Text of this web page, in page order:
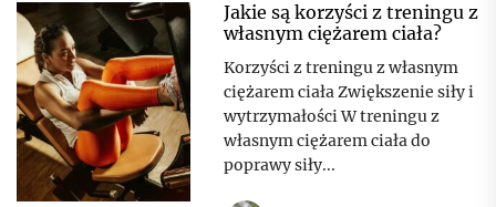
Jakie są korzyści z treningu z
własnym ciężarem ciała?
Korzyści z treningu z własnym
ciężarem ciała Zwiększenie siły i
wytrzymałości W treningu z
własnym ciężarem ciała do
poprawy siły...